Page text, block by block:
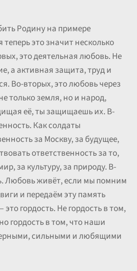
Родину на примере
это значит несколько
это деятельная любовь. Не
а активная защита, труд и
Во-вторых, это любовь через
только земля, но и народ,
её, ты защищаешь их. В-
Как солдаты
за Москву, за будущее,
ответственность за то,
за культуру, за природу. В-
Любовь живёт, если мы помним
и передаём эту память
гордость. Не гордость в том,
гордость в том, что наши
сильными и любящими